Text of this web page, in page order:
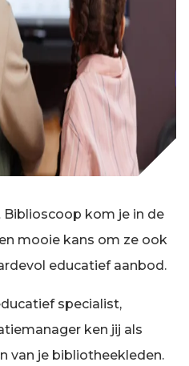
kom je in de
mooie kans om ze ook
educatief aanbod.
specialist,
ken jij als
van je bibliotheekleden.